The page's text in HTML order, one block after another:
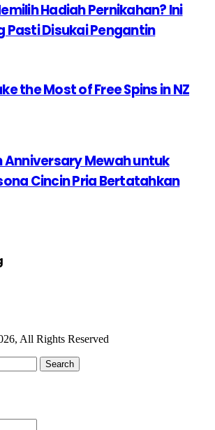
Hadiah Pernikahan? Ini
Pasti Disukai Pengantin
the Most of Free Spins in NZ
Anniversary Mewah untuk
Cincin Pria Bertatahkan
All Rights Reserved